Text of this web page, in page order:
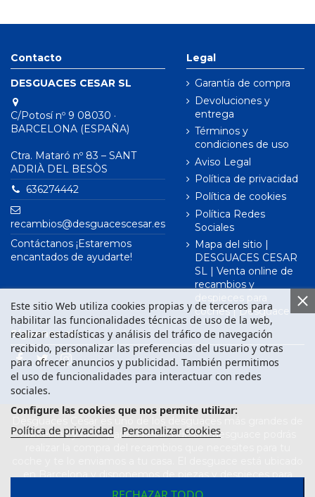
Contacto
DESGUACES CESAR SL
C/Potosí nº 9 08030 ·
BARCELONA (ESPAÑA)
Ctra. Mataró nº 83 – SANT
ADRIÀ DEL BESÒS
636274442
recambios@desguacescesar.es
Contáctanos ¡Estaremos
encantados de ayudarte!
Legal
Garantía de compra
Devoluciones y
entrega
Términos y
condiciones de uso
Aviso Legal
Política de privacidad
Política de cookies
Política Redes
Sociales
Mapa del sitio |
DESGUACES CESAR
SL | Venta online de
recambios y
despieces para
coches | Desguace
Este sitio Web utiliza cookies propias y de terceros para
habilitar las funcionalidades técnicas de uso de la web,
realizar estadísticas y análisis del tráfico de navegación
recibido, personalizar las preferencias del usuario y otras
para ofrecer anuncios y publicidad. También permitimos
el uso de funcionalidades para interactuar con redes
sociales.
Configure las cookies que nos permite utilizar:
Política de privacidad Personalizar cookies
Síguenos en
Barcelona y de España. Desde nuestro desguace podrás
en Barcelona y disponemos de piezas y despieces para
todas las marcas de vehículos. Compra el recambio que